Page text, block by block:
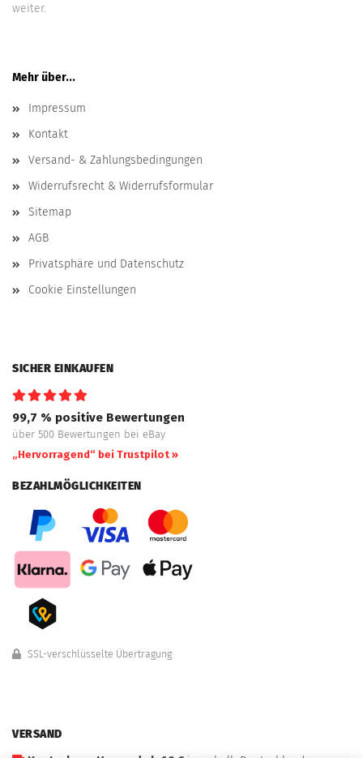
weiter.
Mehr über...
Impressum
Kontakt
Versand- & Zahlungsbedingungen
Widerrufsrecht & Widerrufsformular
Sitemap
AGB
Privatsphäre und Datenschutz
Cookie Einstellungen
SICHER EINKAUFEN
99,7 % positive Bewertungen
über 500 Bewertungen bei eBay
„Hervorragend“ bei Trustpilot »
BEZAHLMÖGLICHKEITEN
SSL-verschlüsselte Übertragung
VERSAND